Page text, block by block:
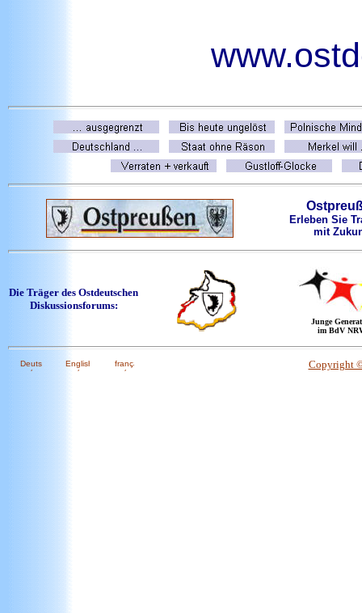
Erleben Sie
mit
Die Träger des Ostdeutschen
Diskussionsforums:
Junge
im BdV
Copyright